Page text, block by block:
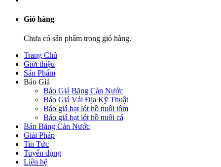
Giỏ hàng
Chưa có sản phẩm trong giỏ hàng.
Trang Chủ
Giới thiệu
Sản Phẩm
Báo Giá
Báo Giá Băng Cản Nước
Báo Giá Vải Địa Kỹ Thuật
Báo giá bạt lót hồ nuôi tôm
Báo giá bạt lót hồ nuôi cá
Bán Băng Cản Nước
Giải Pháp
Tin Tức
Tuyển dụng
Liên hệ